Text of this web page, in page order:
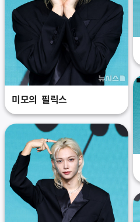
미모의 필릭스